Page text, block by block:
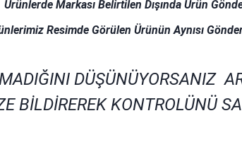
Ürünlerde Markası Belirtilen Dışında Ürün
Resimde Görülen Ürünün Aynısı
DÜŞÜNÜYORSANIZ
BİLDİREREK KONTROLÜNÜ